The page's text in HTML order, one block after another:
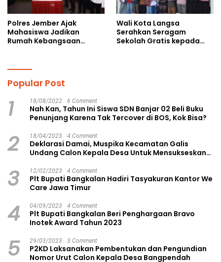
Polres Jember Ajak
Mahasiswa Jadikan
Rumah Kebangsaan
Wali Kota Langsa
Serahkan Seragam
Sekolah Gratis kepada
Popular Post
1 18/08/2022 6 Comment
Nah Kan, Tahun Ini Siswa SDN Banjar 02 Beli Buku
Penunjang Karena Tak Tercover di BOS, Kok Bisa?
2 18/04/2023 4 Comment
Deklarasi Damai, Muspika Kecamatan Galis
Undang Calon Kepala Desa Untuk Mensukseskan
3 12/02/2023 4 Comment
Plt Bupati Bangkalan Hadiri Tasyakuran Kantor We
Care Jawa Timur
4 04/09/2023 4 Comment
Plt Bupati Bangkalan Beri Penghargaan Bravo
Inotek Award Tahun 2023
5 29/03/2023 3 Comment
P2KD Laksanakan Pembentukan dan Pengundian
Nomor Urut Calon Kepala Desa Bangpendah